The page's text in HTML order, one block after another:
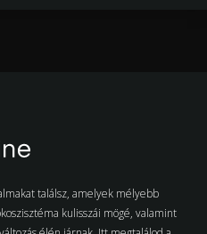
találsz, amelyek mélyebb
kulisszái mögé, valamint